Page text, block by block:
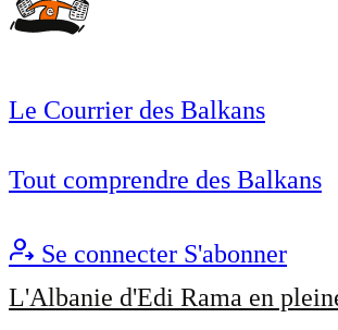
Le Courrier des Balkans
Tout comprendre des Balkans
Se connecter S'abonner
L'Albanie d'Edi Rama en